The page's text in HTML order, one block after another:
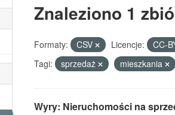
Znaleziono 1
Formaty: CSV Licencje: CC-
Tagi:
sprzedaż mieszkania
Wyry: Nieruchomości na